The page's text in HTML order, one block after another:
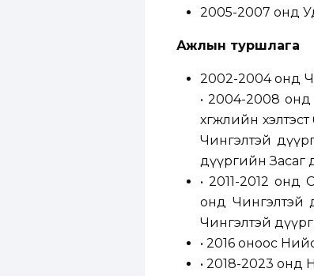
2005-2007 онд
Ажлын туршлага
2002-2004 онд
• 2004-2008
хөгжлийн
Чингэлтэй
дүүргийн Засаг
• 2011-2012 онд
онд Чингэлтэй
Чингэлтэй
• 2016 оноос
• 2018-2023 онд